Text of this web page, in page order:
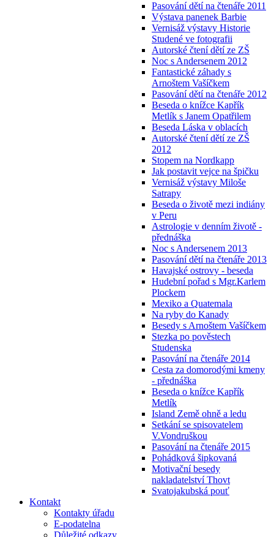
Pasování dětí na čtenáře 2011
Výstava panenek Barbie
Vernisáž výstavy Historie
Studené ve fotografii
Autorské čtení dětí ze ZŠ
Noc s Andersenem 2012
Fantastické záhady s
Arnoštem Vašíčkem
Pasování dětí na čtenáře 2012
Beseda o knížce Kapřík
Metlík s Janem Opatřilem
Beseda Láska v oblacích
Autorské čtení dětí ze ZŠ
2012
Stopem na Nordkapp
Jak postavit vejce na špičku
Vernisáž výstavy Miloše
Satrapy
Beseda o životě mezi indiány
v Peru
Astrologie v denním životě -
přednáška
Noc s Andersenem 2013
Pasování dětí na čtenáře 2013
Havajské ostrovy - beseda
Hudební pořad s Mgr.Karlem
Plockem
Mexiko a Quatemala
Na ryby do Kanady
Besedy s Arnoštem Vašíčkem
Stezka po pověstech
Studenska
Pasování na čtenáře 2014
Cesta za domorodými kmeny
- přednáška
Beseda o knížce Kapřík
Metlík
Island Země ohně a ledu
Setkání se spisovatelem
V.Vondruškou
Pasování na čtenáře 2015
Pohádková šipkovaná
Motivační besedy
nakladatelství Thovt
Svatojakubská pouť
Kontakt
Kontakty úřadu
E-podatelna
Důležité odkazy